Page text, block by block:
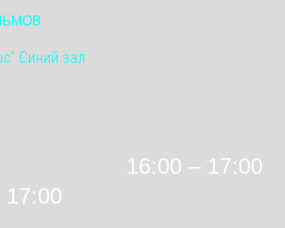
Синий зал
16:00 – 17:00
17:00